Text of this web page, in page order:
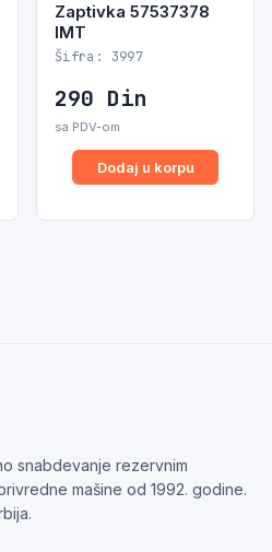
Zaptivka 57537378
IMT
Šifra: 3997
290 Din
sa PDV-om
Dodaj u korpu
snabdevanje rezervnim
mašine od 1992. godine.